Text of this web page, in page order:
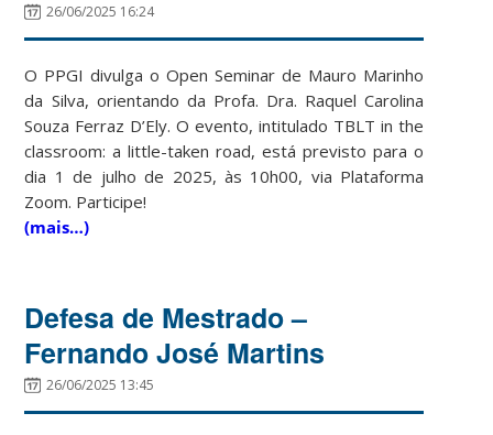
26/06/2025 16:24
O PPGI divulga o Open Seminar de Mauro Marinho
da Silva, orientando da Profa. Dra. Raquel Carolina
Souza Ferraz D’Ely. O evento, intitulado TBLT in the
classroom: a little-taken road, está previsto para o
dia 1 de julho de 2025, às 10h00, via Plataforma
Zoom. Participe!
(mais…)
Defesa de Mestrado –
Fernando José Martins
26/06/2025 13:45